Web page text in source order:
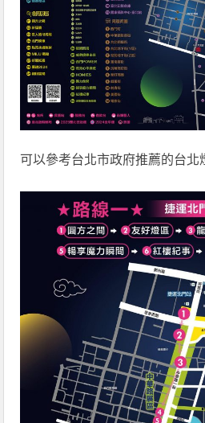
可以參考台北市政府推薦的台北